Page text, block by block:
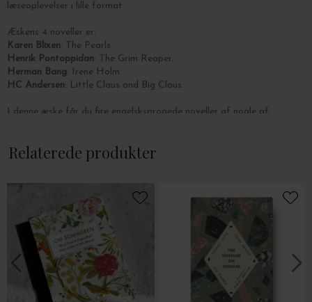
læseoplevelser i lille format.
Æskens 4 noveller er:
Karen Blixen: The Pearls.
Henrik Pontoppidan: The Grim Reaper.
Herman Bang: Irene Holm.
HC Andersen: Little Claus and Big Claus.
I denne æske får du fire engelsksprogede noveller af nogle af
Relaterede produkter